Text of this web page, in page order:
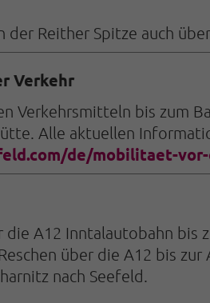
der Reither Spitze auch
Verkehr
Verkehrsmitteln bis zum
Alle aktuellen
de/mobilitaet-
die A12 Inntalautobahn bis
über die A12 bis
nach Seefeld.